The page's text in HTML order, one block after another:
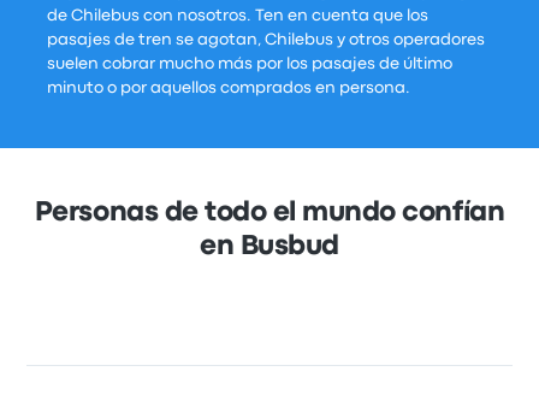
de Chilebus con nosotros. Ten en cuenta que los
pasajes de tren se agotan, Chilebus y otros operadores
suelen cobrar mucho más por los pasajes de último
minuto o por aquellos comprados en persona.
Personas de todo el mundo confían
en Busbud